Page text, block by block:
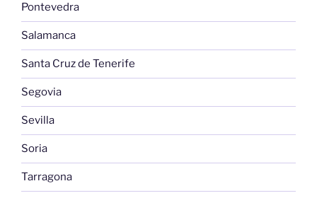
Pontevedra
Salamanca
Santa Cruz de Tenerife
Segovia
Sevilla
Soria
Tarragona